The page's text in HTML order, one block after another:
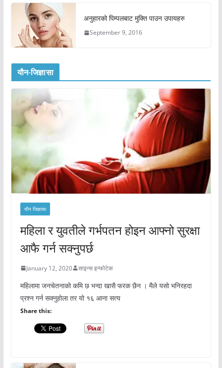
अनुहारको पिम्पलबाट मुक्ति पाउन उपायहरु
September 9, 2016
यौन-जिज्ञासा
यौन जिज्ञासा
महिला र युवतीले गर्भपतन होइन आफ्नो सुरक्षा
आफै गर्न सक्नुपर्छ
January 12, 2020 साइन्स इन्फोटेक
महिलामा जनचेतनाको कमि छ भन्दा खासै फरक छैन । मैले यसो भनिरहदा
प्रश्न गर्न सक्नुहोला तर यो १६ आना सत्य
Share this: